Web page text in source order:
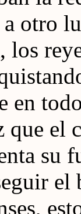
otro
en
el
su